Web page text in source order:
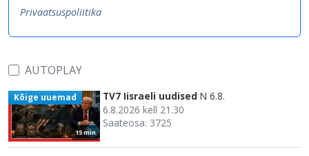
Privaatsuspoliitika
AUTOPLAY
15 min
Kõige uuemad TV7 Iisraeli uudised N 6.8.
6.8.2026 kell 21.30
Saateosa: 3725